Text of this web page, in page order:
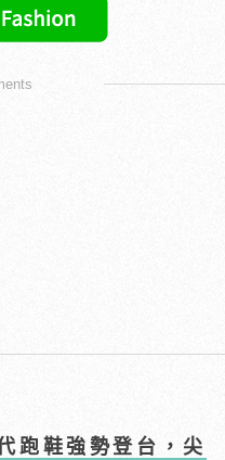
鞋強勢登台，尖